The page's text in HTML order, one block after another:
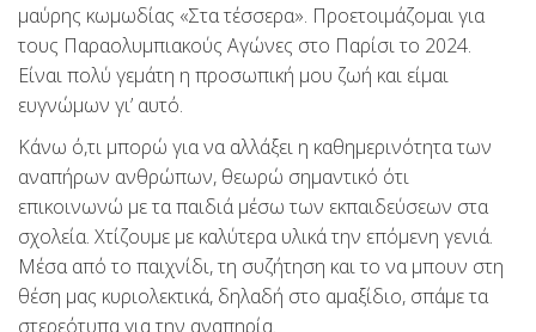
μαύρης κωμωδίας «Στα τέσσερα». Προετοιμάζομαι για
τους Παραολυμπιακούς Αγώνες στο Παρίσι το 2024.
Είναι πολύ γεμάτη η προσωπική μου ζωή και είμαι
ευγνώμων γι’ αυτό.
Κάνω ό,τι μπορώ για να αλλάξει η καθημερινότητα των
αναπήρων ανθρώπων, θεωρώ σημαντικό ότι
επικοινωνώ με τα παιδιά μέσω των εκπαιδεύσεων στα
σχολεία. Χτίζουμε με καλύτερα υλικά την επόμενη γενιά.
Μέσα από το παιχνίδι, τη συζήτηση και το να μπουν στη
θέση μας κυριολεκτικά, δηλαδή στο αμαξίδιο, σπάμε τα
στερεότυπα για την αναπηρία.